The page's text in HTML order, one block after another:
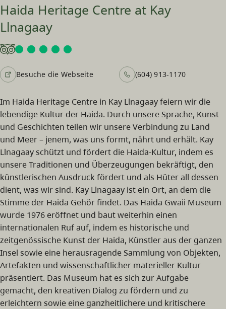
Haida Heritage Centre at Kay
Llnagaay
Besuche die Webseite (604) 913-1170
Im Haida Heritage Centre in Kay Llnagaay feiern wir die
lebendige Kultur der Haida. Durch unsere Sprache, Kunst
und Geschichten teilen wir unsere Verbindung zu Land
und Meer – jenem, was uns formt, nährt und erhält. Kay
Llnagaay schützt und fördert die Haida-Kultur, indem es
unsere Traditionen und Überzeugungen bekräftigt, den
künstlerischen Ausdruck fördert und als Hüter all dessen
dient, was wir sind. Kay Llnagaay ist ein Ort, an dem die
Stimme der Haida Gehör findet. Das Haida Gwaii Museum
wurde 1976 eröffnet und baut weiterhin einen
internationalen Ruf auf, indem es historische und
zeitgenössische Kunst der Haida, Künstler aus der ganzen
Insel sowie eine herausragende Sammlung von Objekten,
Artefakten und wissenschaftlicher materieller Kultur
präsentiert. Das Museum hat es sich zur Aufgabe
gemacht, den kreativen Dialog zu fördern und zu
erleichtern sowie eine ganzheitlichere und kritischere